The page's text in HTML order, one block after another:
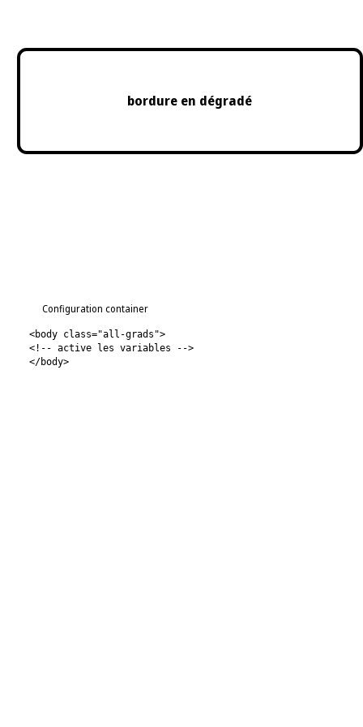
bordure en dégradé
Configuration container
<body class="all-grads">
<!-- active les variables -->
</body>